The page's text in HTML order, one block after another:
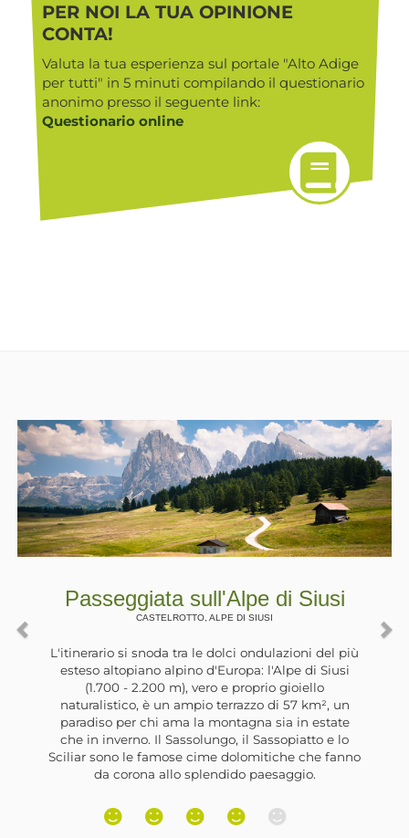
PER NOI LA TUA OPINIONE
CONTA!
Valuta la tua esperienza sul portale "Alto Adige
per tutti" in 5 minuti compilando il questionario
anonimo presso il seguente link:
Questionario online
di Siusi
del più
l'Alpe di Siusi
di 57 km², un
sia in estate
e lo
che fanno
Passeggiata in riva
Zoccolo
ULTIMO, , SANTA
La Val d'Ultimo è stata
da grandi lavori per la
idroelettriche. Lungo la valle
degli sbarramenti che hanno
artificiali. Il più grande si trova nei
di Santa Valburga e, lungo la sua